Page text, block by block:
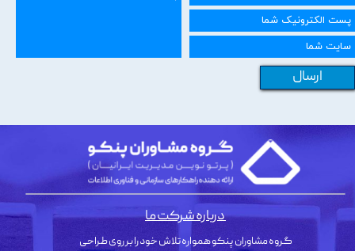
ارسال
گروه مشاوران پنکو همواره تلاش خود را بر روی طراحی
درباره شرکت ما